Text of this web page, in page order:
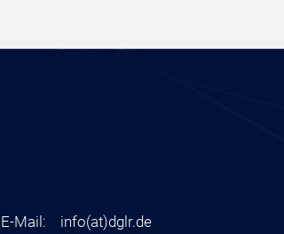
E-Mail: info(at)dglr.de